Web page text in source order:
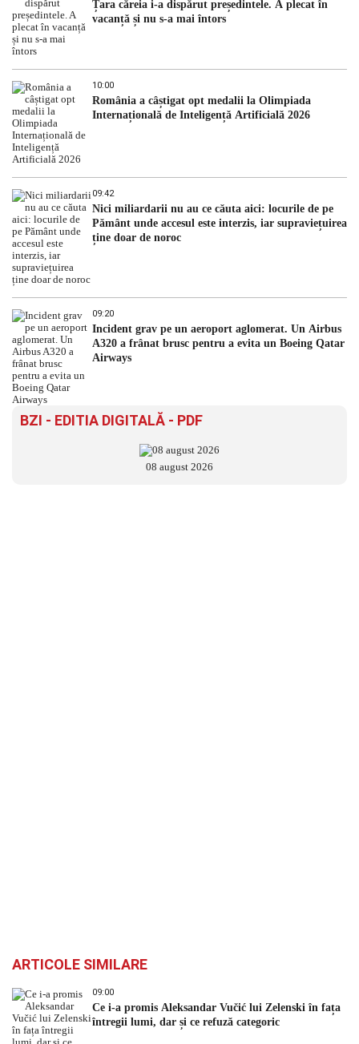
Țara căreia i-a dispărut președintele. A plecat în
vacanță și nu s-a mai întors
10:00
România a câștigat opt medalii la Olimpiada
Internațională de Inteligență Artificială 2026
09:42
Nici miliardarii nu au ce căuta aici: locurile de pe
Pământ unde accesul este interzis, iar supraviețuirea
ține doar de noroc
09:20
Incident grav pe un aeroport aglomerat. Un Airbus
A320 a frânat brusc pentru a evita un Boeing Qatar
Airways
BZI - EDITIA DIGITALĂ - PDF
08 august 2026
ARTICOLE SIMILARE
09:00
Ce i-a promis Aleksandar Vučić lui Zelenski în fața
întregii lumi, dar și ce refuză categoric